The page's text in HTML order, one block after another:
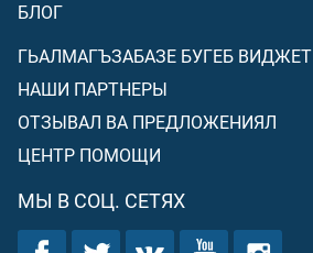
БЛОГ
ГЬАЛМАГЪЗАБАЗЕ БУГЕБ ВИДЖЕТ
НАШИ ПАРТНЕРЫ
ОТЗЫВАЛ ВА ПРЕДЛОЖЕНИЯЛ
ЦЕНТР ПОМОЩИ
МЫ В СОЦ. СЕТЯХ